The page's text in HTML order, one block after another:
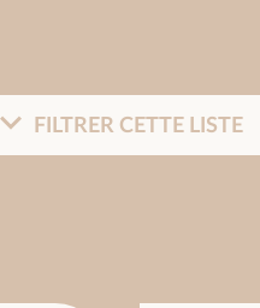
FILTRER CETTE LISTE